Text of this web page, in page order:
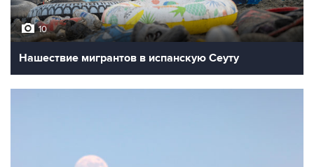
10
Нашествие мигрантов в испанскую Сеуту